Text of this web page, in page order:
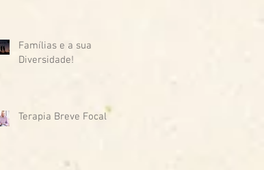
Famílias e a sua
Diversidade!
Terapia Breve Focal